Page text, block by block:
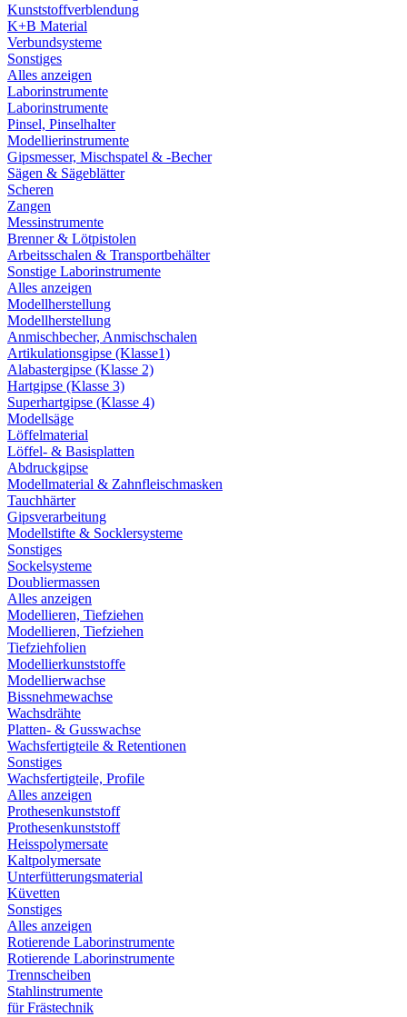
Kunststoffverblendung
K+B Material
Verbundsysteme
Sonstiges
Alles anzeigen
Laborinstrumente
Laborinstrumente
Pinsel, Pinselhalter
Modellierinstrumente
Gipsmesser, Mischspatel & -Becher
Sägen & Sägeblätter
Scheren
Zangen
Messinstrumente
Brenner & Lötpistolen
Arbeitsschalen & Transportbehälter
Sonstige Laborinstrumente
Alles anzeigen
Modellherstellung
Modellherstellung
Anmischbecher, Anmischschalen
Artikulationsgipse (Klasse1)
Alabastergipse (Klasse 2)
Hartgipse (Klasse 3)
Superhartgipse (Klasse 4)
Modellsäge
Löffelmaterial
Löffel- & Basisplatten
Abdruckgipse
Modellmaterial & Zahnfleischmasken
Tauchhärter
Gipsverarbeitung
Modellstifte & Socklersysteme
Sonstiges
Sockelsysteme
Doubliermassen
Alles anzeigen
Modellieren, Tiefziehen
Modellieren, Tiefziehen
Tiefziehfolien
Modellierkunststoffe
Modellierwachse
Bissnehmewachse
Wachsdrähte
Platten- & Gusswachse
Wachsfertigteile & Retentionen
Sonstiges
Wachsfertigteile, Profile
Alles anzeigen
Prothesenkunststoff
Prothesenkunststoff
Heisspolymersate
Kaltpolymersate
Unterfütterungsmaterial
Küvetten
Sonstiges
Alles anzeigen
Rotierende Laborinstrumente
Rotierende Laborinstrumente
Trennscheiben
Stahlinstrumente
für Frästechnik